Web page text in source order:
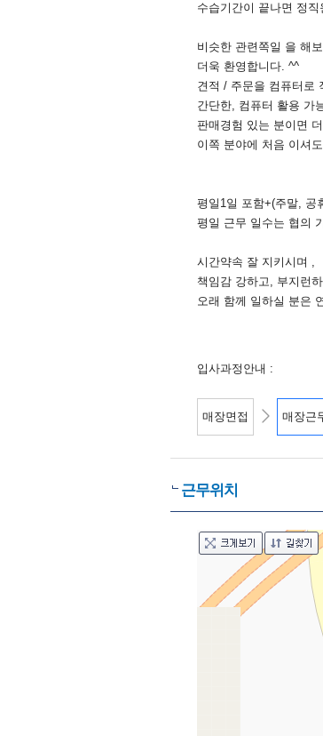
수습기간이 끝나면 정
비슷한 관련쪽일 을 해
더욱 환영합니다. ^^
견적 / 주문을 컴퓨터로
간단한, 컴퓨터 활용 가
판매경험 있는 분이면
이쪽 분야에 처음 이셔
평일1일 포함+(주말, 공
평일 근무 일수는 협의
시간약속 잘 지키시며 ,
책임감 강하고, 부지런
오래 함께 일하실 분은
입사과정안내 :
매장면접 매장근
근무위치